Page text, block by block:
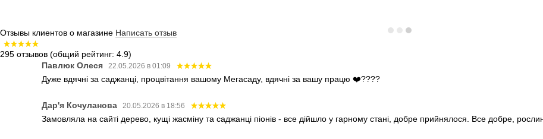
Отзывы клиентов о магазине Написать отзыв
295 отзывов (общий рейтинг: 4.9)
Павлюк Олеся
22.05.2026 в 01:09
Дуже вдячні за саджанці, процвітання вашому Мегасаду, вдячні за вашу працю ❤️????
Дар'я Кочуланова 20.05.2026 в 18:56
Замовляла на сайті дерево, кущі жасміну та саджанці піонів - все дійшло у гарному стані, добре прийнялося. Все добре,